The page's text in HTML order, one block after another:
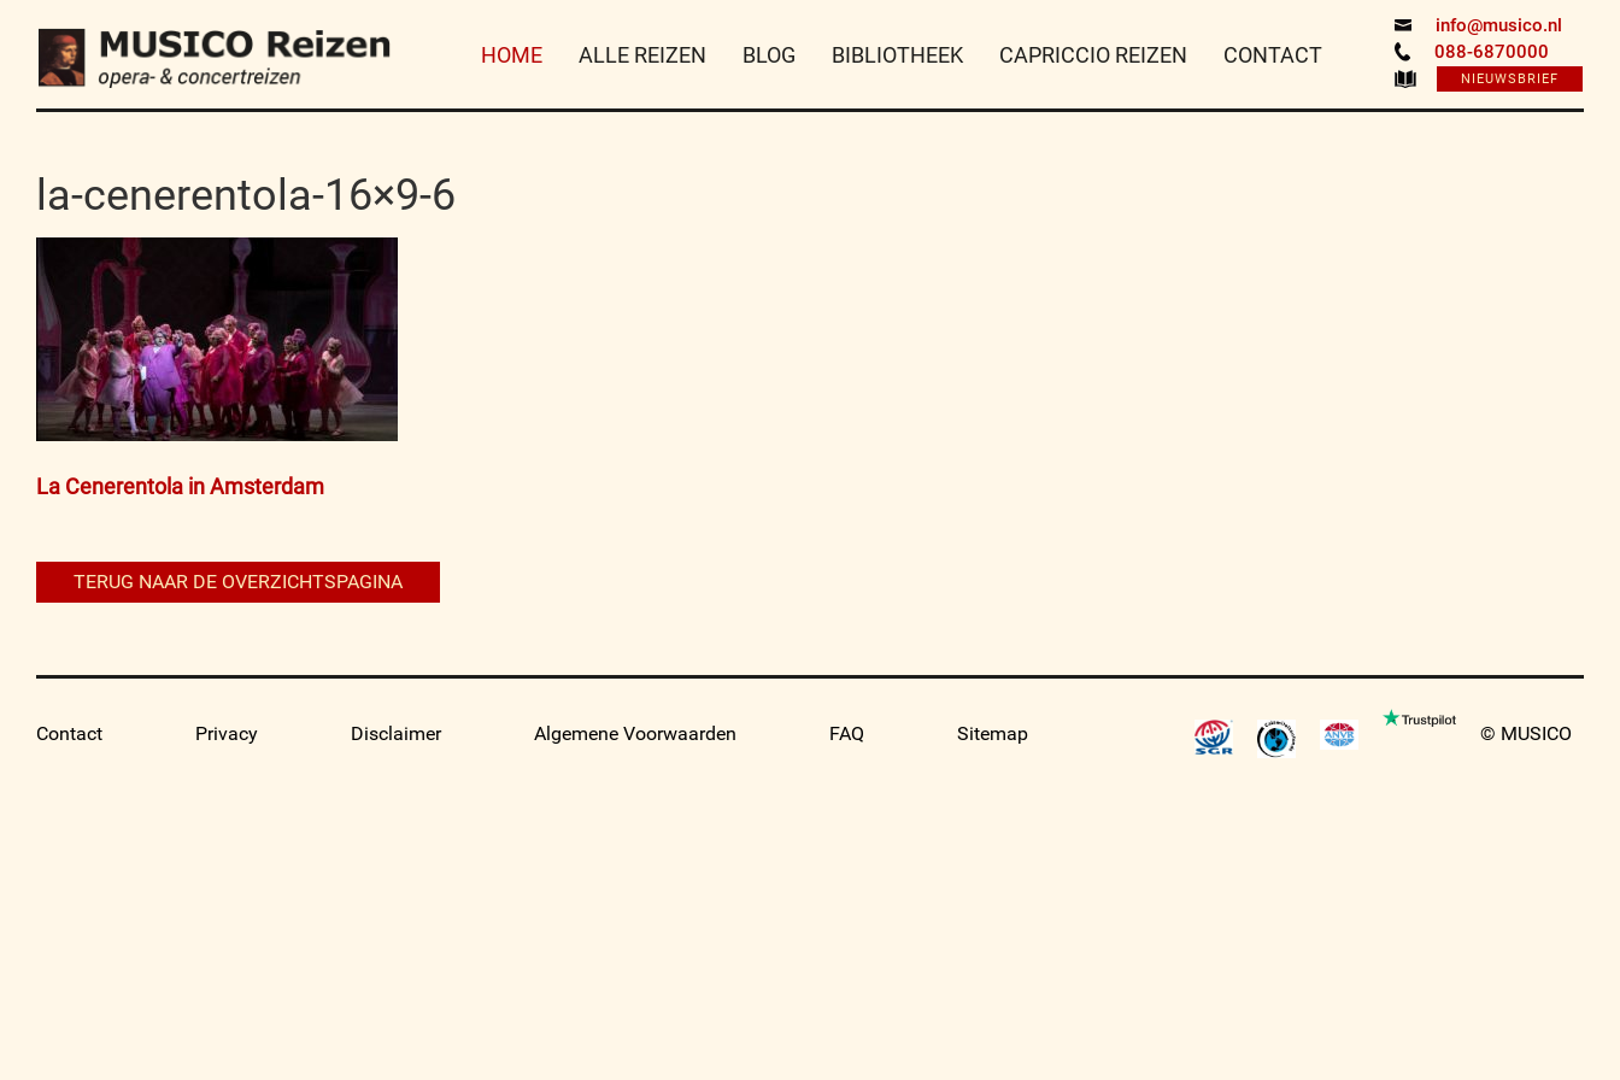
info@musico.nl
088-6870000
NIEUWSBRIEF
HOME ALLE REIZEN BLOG BIBLIOTHEEK CAPRICCIO REIZEN CONTACT
la-cenerentola-16×9-6
Bericht
La Cenerentola in Amsterdam
TERUG NAAR DE OVERZICHTSPAGINA
Contact Privacy Disclaimer Algemene Voorwaarden FAQ Sitemap © MUSICO